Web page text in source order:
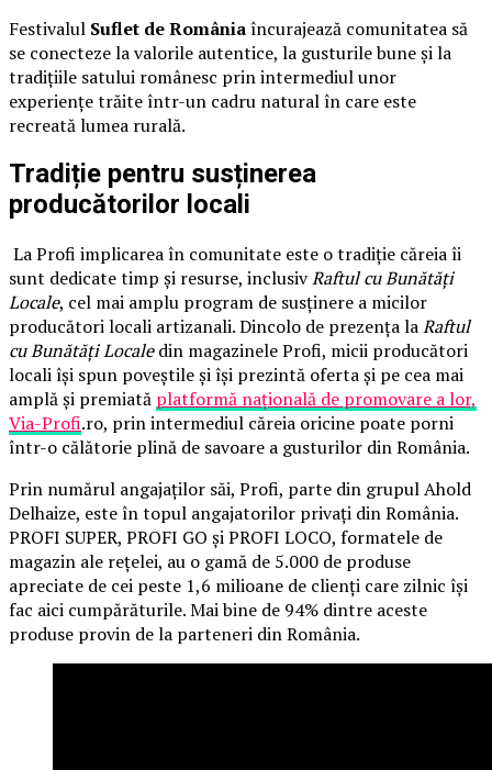
Festivalul Suflet de Româniaîncurajează comunitatea să
se conecteze la valorile autentice, la gusturile bune și la
tradițiile satului românesc prin intermediul unor
experiențe trăite într-un cadru natural în care este
recreată lumea rurală.
Tradiție pentru susținerea
producătorilor locali
La Profi implicarea în comunitate este o tradiție căreia îi
sunt dedicate timp și resurse, inclusivRaftul cu Bunătăți
Locale, cel mai amplu program de susținere a micilor
producători locali artizanali. Dincolo de prezența laRaftul
cu Bunătăți Localedin magazinele Profi, micii producători
locali își spun poveștile și își prezintă oferta și pe cea mai
amplă și premiată platformă națională de promovare a lor,
Via-Profi.ro, prin intermediul căreia oricine poate porni
într-o călătorie plină de savoare a gusturilor din România.
Prin numărul angajaților săi, Profi, parte din grupul Ahold
Delhaize, este în topul angajatorilor privați din România.
PROFI SUPER, PROFI GO și PROFI LOCO, formatele de
magazin ale rețelei, au o gamă de 5.000 de produse
apreciate de cei peste 1,6 milioane de clienți care zilnic își
fac aici cumpărăturile. Mai bine de 94% dintre aceste
produse provin de la parteneri din România.